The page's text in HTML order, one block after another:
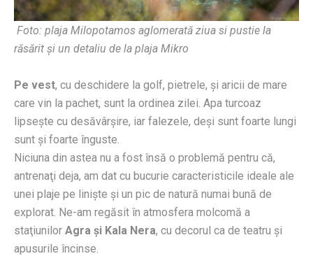
Foto: plaja Milopotamos aglomerată ziua si pustie la
răsărit și un detaliu de la plaja Mikro
Pe vest, cu deschidere la golf, pietrele, şi aricii de mare
care vin la pachet, sunt la ordinea zilei. Apa turcoaz
lipseşte cu desăvârşire, iar falezele, deşi sunt foarte lungi
sunt şi foarte înguste.
Niciuna din astea nu a fost însă o problemă pentru că,
antrenaţi deja, am dat cu bucurie caracteristicile ideale ale
unei plaje pe linişte şi un pic de natură numai bună de
explorat. Ne-am regăsit în atmosfera molcomă a
staţiunilor Agra şi Kala Nera, cu decorul ca de teatru şi
apusurile încinse.